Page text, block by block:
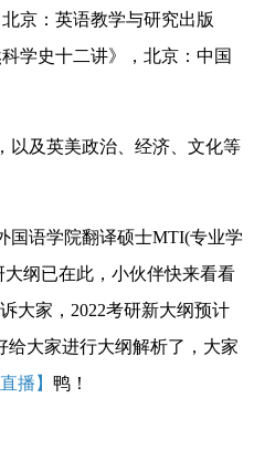
京：英语教学与研究出版
学史十二讲》，北京：中国
以及英美政治、经济、文化等
国语学院翻译硕士MTI(专业学
大纲已在此，小伙伴快来看看
大家，2022考研新大纲预计
给大家进行大纲解析了，大家
播】 鸭！